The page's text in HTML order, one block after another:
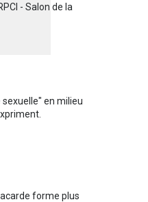
- Salon de la
sexuelle" en milieu
forme plus